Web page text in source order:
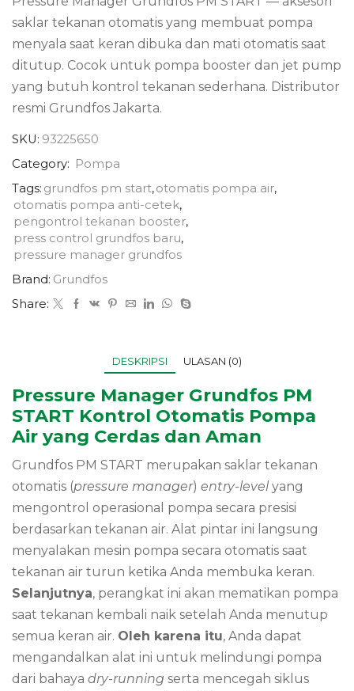
saklar tekanan otomatis yang membuat pompa
menyala saat keran dibuka dan mati otomatis saat
ditutup. Cocok untuk pompa booster dan jet pump
yang butuh kontrol tekanan sederhana. Distributor
resmi Grundfos Jakarta.
SKU: 93225650
Category: Pompa
Tags: grundfos pm start,otomatis pompa air,
otomatis pompa anti-cetek,
pengontrol tekanan booster,
press control grundfos baru,
pressure manager grundfos
Brand: Grundfos
Share:
DESKRIPSI ULASAN (0)
Pressure Manager Grundfos PM
START Kontrol Otomatis Pompa
Air yang Cerdas dan Aman
Grundfos PM START merupakan saklar tekanan
otomatis (pressure manager) entry-level yang
mengontrol operasional pompa secara presisi
berdasarkan tekanan air. Alat pintar ini langsung
menyalakan mesin pompa secara otomatis saat
tekanan air turun ketika Anda membuka keran.
Selanjutnya, perangkat ini akan mematikan pompa
saat tekanan kembali naik setelah Anda menutup
semua keran air. Oleh karena itu, Anda dapat
mengandalkan alat ini untuk melindungi pompa
dari bahaya dry-running serta mencegah siklus